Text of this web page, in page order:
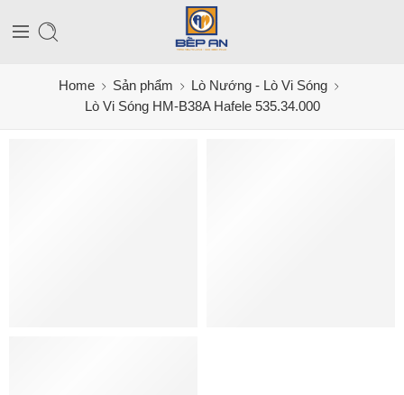
Home Sản phẩm
Lò Nướng - Lò Vi Sóng
Lò Vi Sóng HM-B38A Hafele 535.34.000